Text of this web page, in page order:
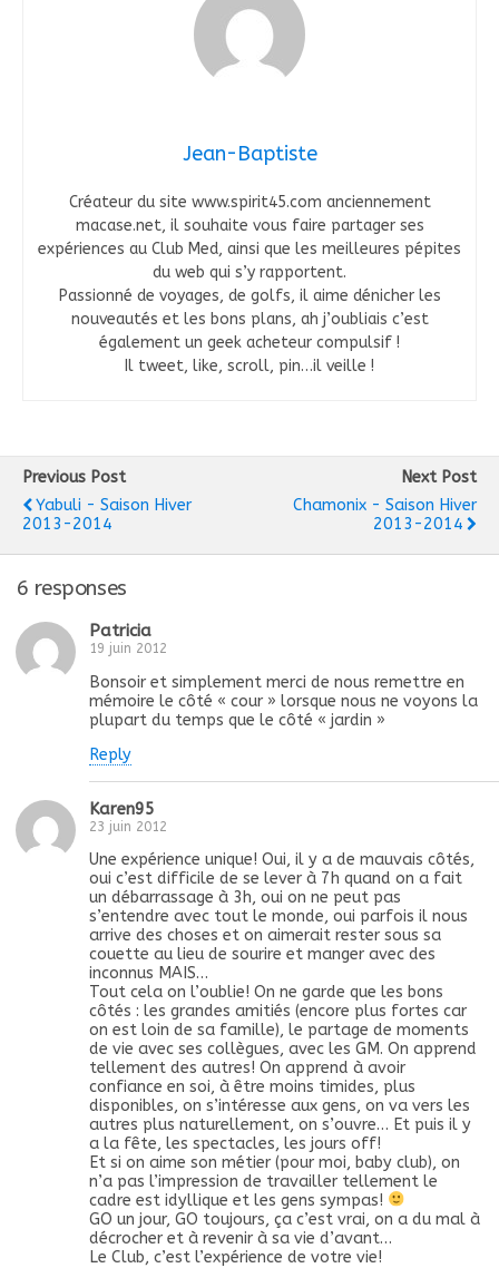
Jean-Baptiste
Créateur du site www.spirit45.com anciennement
macase.net, il souhaite vous faire partager ses
expériences au Club Med, ainsi que les meilleures pépites
du web qui s’y rapportent.
Passionné de voyages, de golfs, il aime dénicher les
nouveautés et les bons plans, ah j’oubliais c’est
également un geek acheteur compulsif !
Il tweet, like, scroll, pin…il veille !
Previous Post
Yabuli - Saison Hiver
2013-2014
Next Post
Chamonix - Saison Hiver
2013-2014
6 responses
Patricia
19 juin 2012
Bonsoir et simplement merci de nous remettre en
mémoire le côté « cour » lorsque nous ne voyons la
plupart du temps que le côté « jardin »
Reply
Karen95
23 juin 2012
Une expérience unique! Oui, il y a de mauvais côtés,
oui c’est difficile de se lever à 7h quand on a fait
un débarrassage à 3h, oui on ne peut pas
s’entendre avec tout le monde, oui parfois il nous
arrive des choses et on aimerait rester sous sa
couette au lieu de sourire et manger avec des
inconnus MAIS…
Tout cela on l’oublie! On ne garde que les bons
côtés : les grandes amitiés (encore plus fortes car
on est loin de sa famille), le partage de moments
de vie avec ses collègues, avec les GM. On apprend
tellement des autres! On apprend à avoir
confiance en soi, à être moins timides, plus
disponibles, on s’intéresse aux gens, on va vers les
autres plus naturellement, on s’ouvre… Et puis il y
a la fête, les spectacles, les jours off!
Et si on aime son métier (pour moi, baby club), on
n’a pas l’impression de travailler tellement le
cadre est idyllique et les gens sympas!
GO un jour, GO toujours, ça c’est vrai, on a du mal à
décrocher et à revenir à sa vie d’avant…
Le Club, c’est l’expérience de votre vie!